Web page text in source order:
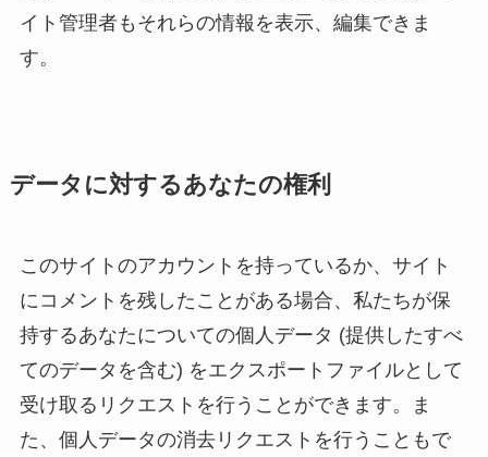
イト管理者もそれらの情報を表示、編集できま
す。
データに対するあなたの権利
このサイトのアカウントを持っているか、サイト
にコメントを残したことがある場合、私たちが保
持するあなたについての個人データ (提供したすべ
てのデータを含む) をエクスポートファイルとして
受け取るリクエストを行うことができます。ま
た、個人データの消去リクエストを行うこともで